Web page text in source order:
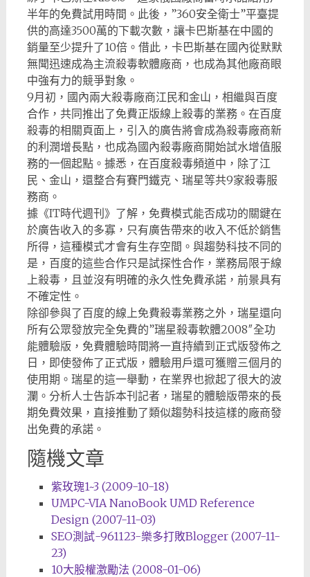
半年的免費試用時間。此後，”360安全衛士”平臺提
供的高達3500萬的下載次數，讓卡巴斯基在中國的
銷量至少提升了10倍。借此，卡巴斯基在國內從默默
無聞迅速成為主流殺毒軟體廠商，也成為其他廠商眼
中強有力的競爭對象。
9月初，國內兩大殺毒廠商江民和金山，相繼與百度
合作，共同推出了免費正版線上殺毒的業務。在百度
殺毒的相關頁面上，引入的廣告將會成為殺毒廠商新
的利潤增長點，也成為國內殺毒廠商開始試水增值服
務的一個起點。據悉，在百度殺毒頻道中，除了江
民、金山，還整合有賽門鐵克、瑞星等共9家殺毒服
務商。
據《IT時代週刊》了解，免費模式能否成功的關鍵在
於廣告收入的多寡，只有廣告帶來的收入不低於銷售
所得，這種模式才會有生存空間。與趨勢科技不同的
是，百度的這些合作只是試探性合作，業務局限于線
上殺毒，且並沒有明確的永久性免費承諾，前景具有
不確定性。
除卻參與了百度的線上免費殺毒業務之外，瑞星還向
所有公眾發放完全免費的”瑞星殺毒軟體2008″全功
能體驗版，免費體驗時間將一直持續到正式版發佈之
日，即使發佈了正式版，體驗用戶還可獲贈三個月的
使用期。瑞星的這一舉動，在業界也掀起了很大的波
瀾。分析人士告訴本刊記者，瑞星的體驗版帶來的長
期免費效果，直接推動了類似趨勢科技這樣的廠商發
出免費的承諾。
隨機文章
紫玫瑰1~3 (2009-10-18)
UMPC-VIA NanoBook UMD Reference
Design (2007-11-03)
SEO測試-961123-樂多打敗Blogger (2007-11-
23)
10大股權激勵法 (2008-01-06)